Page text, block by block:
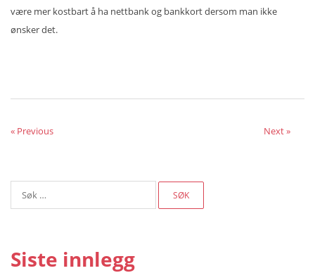
være mer kostbart å ha nettbank og bankkort dersom man ikke
ønsker det.
« Previous Next »
etter:
Siste innlegg